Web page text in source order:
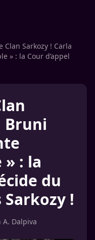
Clan Sarkozy ! Carla
» : la Cour d’appel
Bruni
: la
du
!
A. Dalpiva